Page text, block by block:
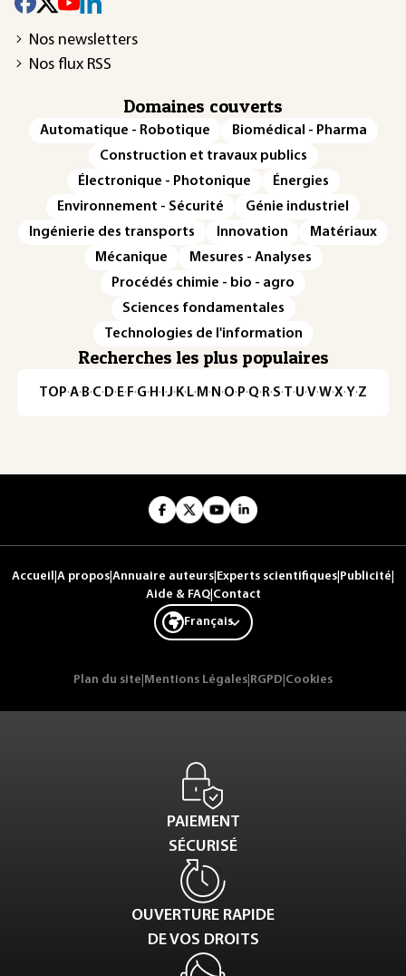
Nos newsletters
Nos flux RSS
Domaines couverts
Automatique - Robotique
Biomédical - Pharma
Construction et travaux publics
Électronique - Photonique
Énergies
Environnement - Sécurité
Génie industriel
Ingénierie des transports
Innovation
Matériaux
Mécanique
Mesures - Analyses
Procédés chimie - bio - agro
Sciences fondamentales
Technologies de l'information
Recherches les plus populaires
TOP·A·B·C·D·E·F·G·H·I·J·K·L·M·N·O·P·Q·R·S·T·U·V·W·X·Y·Z
Accueil A propos Annuaire auteurs Experts scientifiques Publicité
Aide & FAQ| Contact
Français
Plan du site Mentions Légales RGPD Cookies
PAIEMENT
SÉCURISÉ
OUVERTURE RAPIDE
DE VOS DROITS